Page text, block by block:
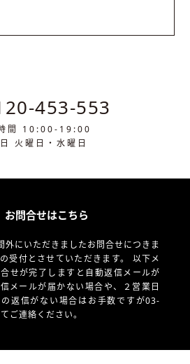
453-553
間 10:00-19:00
火曜日・水曜日
お問合せはこちら
にいただきましたお問合せにつきま
受付とさせていただきます。 以下メ
せが完了しますと自動返信メールが
メールが届かない場合や、
２営業日
返信がない場合はお手数ですが03-
ご連絡ください。